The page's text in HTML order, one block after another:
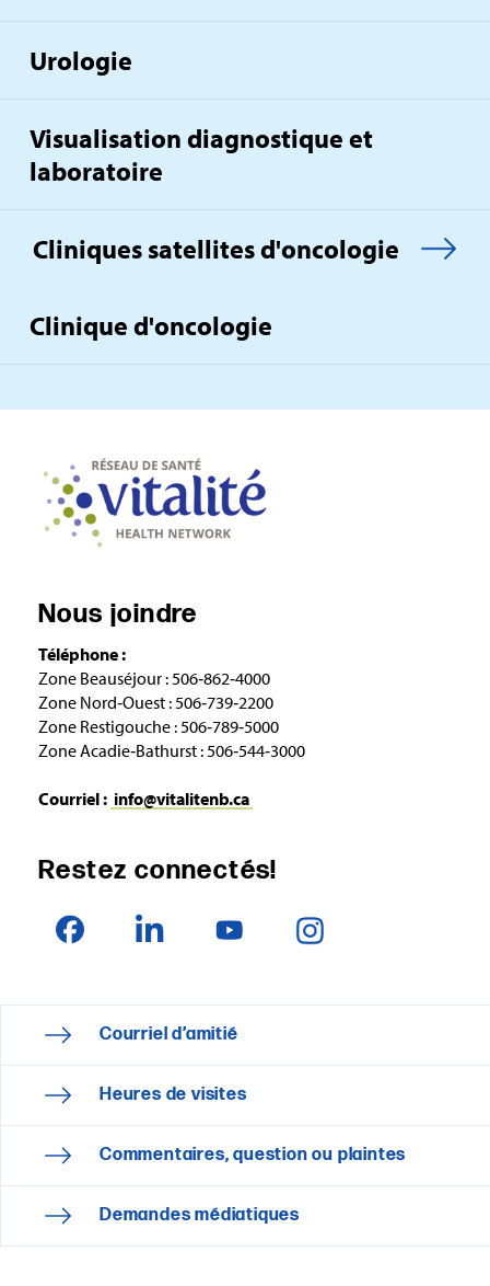
Urologie
Visualisation diagnostique et
laboratoire
Cliniques satellites d'oncologie
Clinique d'oncologie
Nous joindre
Téléphone :
Zone Beauséjour : 506‑862‑4000
Zone Nord‑Ouest : 506‑739‑2200
Zone Restigouche : 506‑789‑5000
Zone Acadie‑Bathurst : 506‑544‑3000
Courriel : info@vitalitenb.ca
Restez connectés!
Courriel d’amitié
Heures de visites
Commentaires, question ou plaintes
Demandes médiatiques